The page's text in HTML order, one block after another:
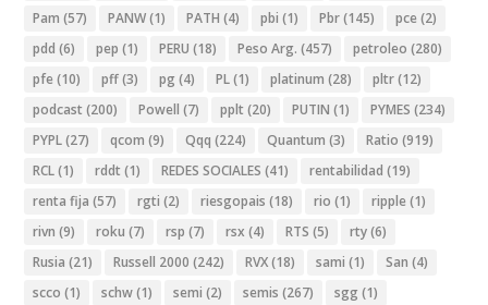
Pam (57) PANW(1) PATH (4) pbi (1) Pbr(145) pce (2)
pdd (6) pep (1) PERU (18) Peso Arg. (457) petroleo (280)
pfe (10) pff(3) pg (4) PL(1) platinum (28) pltr(12)
podcast (200) Powell (7) pplt (20) PUTIN (1) PYMES (234)
PYPL(27) qcom (9) Qqq (224) Quantum (3) Ratio (919)
RCL(1) rddt (1) REDES SOCIALES (41) rentabilidad (19)
renta fija (57) rgti (2) riesgopais (18) rio (1) ripple (1)
rivn (9) roku (7) rsp (7) rsx (4) RTS (5) rty(6)
Rusia (21) Russell 2000 (242) RVX(18) sami (1) San (4)
scco (1) schw(1) semi (2) semis (267) sgg (1)